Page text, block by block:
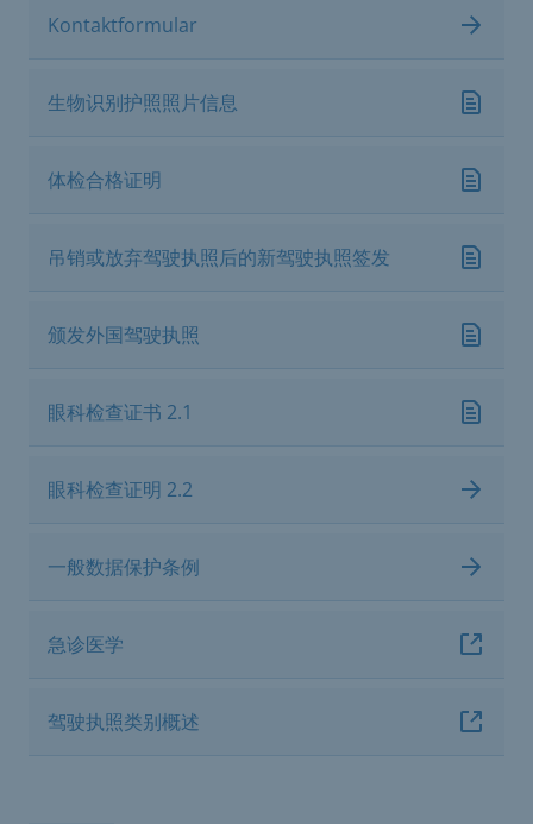
Kontaktformular
生物识别护照照片信息
体检合格证明
吊销或放弃驾驶执照后的新驾驶执照签发
颁发外国驾驶执照
眼科检查证书 2.1
眼科检查证明 2.2
一般数据保护条例
急诊医学
驾驶执照类别概述